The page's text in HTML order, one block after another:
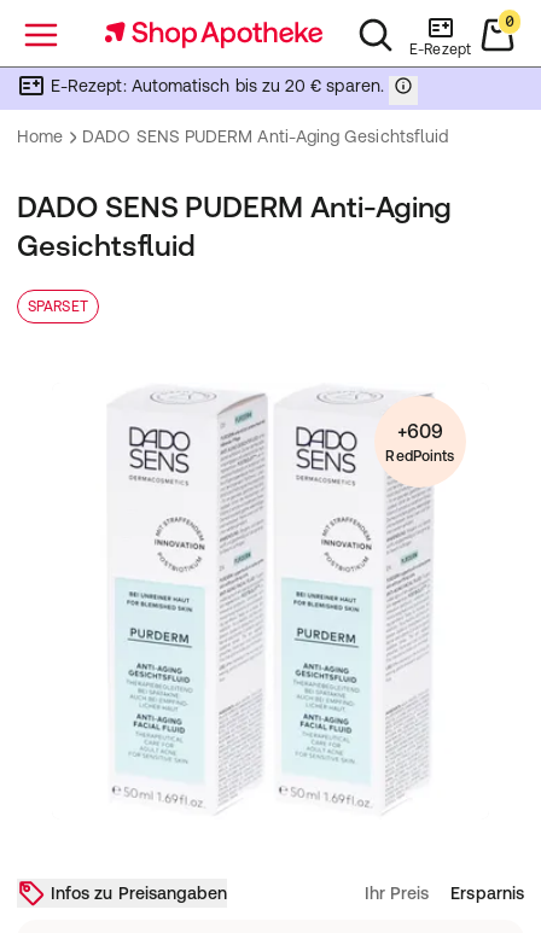
Menü E-Rezept
0
E-Rezept: Automatisch bis zu 20 € sparen.
Home DADO SENS PUDERM Anti-Aging Gesichtsfluid
DADO SENS PUDERM Anti-Aging
Gesichtsfluid
SPARSET
+609
RedPoints
Infos zu Preisangaben Ihr Preis Ersparnis